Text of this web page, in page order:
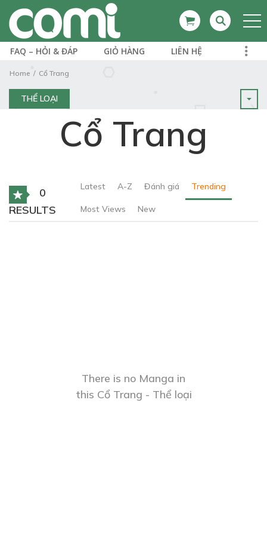
FAQ – HỎI & ĐÁP GIỎ HÀNG LIÊN HỆ
Home Cổ Trang
THỂ LOẠI
Cổ Trang
0
RESULTS
Latest A-Z Đánh giá Trending
Most Views New
There is no Manga in
this Cổ Trang - Thể loại